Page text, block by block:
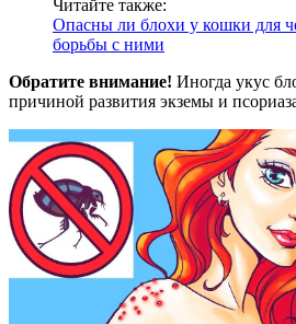
Читайте также:
Опасны ли блохи у кошки для
борьбы с ними
Обратите внимание! Иногда укус
причиной развития экземы и